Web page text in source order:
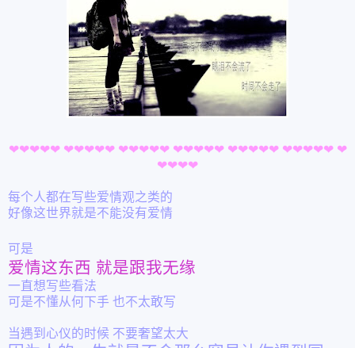
❤❤❤❤❤ ❤❤❤❤❤ ❤❤❤❤❤ ❤❤❤❤❤ ❤❤❤❤❤ ❤❤❤❤❤ ❤
❤❤❤❤
每个人都在写些爱情观之类的
好像这世界就是不能没有爱情
可是
爱情这东西 就是跟我无缘
一直想写些看法
可是不懂从何下手 也不太敢写
当遇到心仪的时候 不要奢望太大